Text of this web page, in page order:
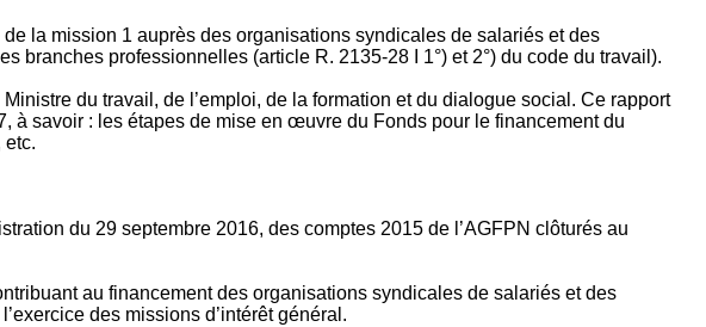
la mission 1 auprès des organisations syndicales de salariés et des
professionnelles (article R. 2135‐28 I 1°) et 2°) du code du travail).
du travail, de l’emploi, de la formation et du dialogue social. Ce rapport
à savoir : les étapes de mise en œuvre du Fonds pour le financement du
etc.
du 29 septembre 2016, des comptes 2015 de l’AGFPN clôturés au
au financement des organisations syndicales de salariés et des
des missions d’intérêt général.